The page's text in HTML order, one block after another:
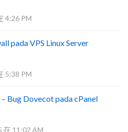
4:26 PM
pada VPS Linux Server
5:38 PM
Bug Dovecot pada cPanel
在 11:02 AM